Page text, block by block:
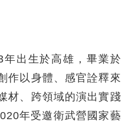
出生於高雄，畢業於
作以身體、感官詮釋來
材、跨領域的演出實踐
年受邀衛武營國家藝